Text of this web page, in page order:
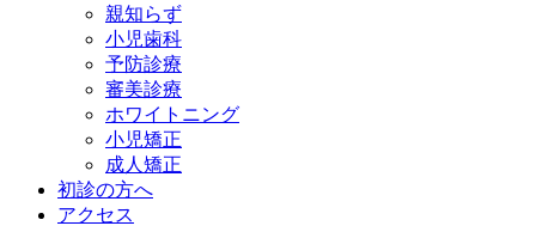
親知らず
小児歯科
予防診療
審美診療
ホワイトニング
小児矯正
成人矯正
初診の方へ
アクセス